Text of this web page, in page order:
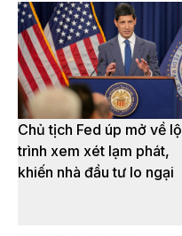
Chủ tịch Fed úp mở về lộ
trình xem xét lạm phát,
khiến nhà đầu tư lo ngại